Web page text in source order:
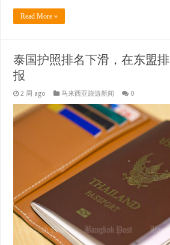
Read More »
泰国护照排名下滑，在东盟
报
2 周 ago 马来西亚旅游新闻 0